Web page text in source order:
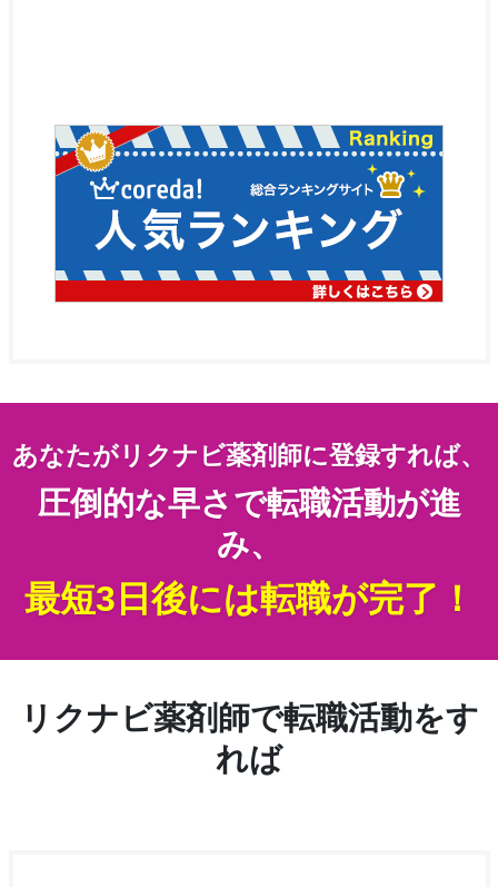
あなたがリクナビ薬剤師に登録すれば、
圧倒的な早さで転職活動が進
み、
最短3日後には転職が完了！
リクナビ薬剤師で転職活動をす
れば